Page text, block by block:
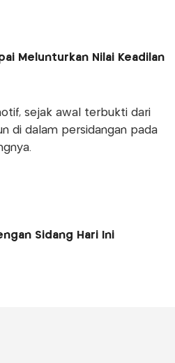
Melunturkan Nilai Keadilan
sejak awal terbukti dari
di dalam persidangan pada
Sidang Hari Ini